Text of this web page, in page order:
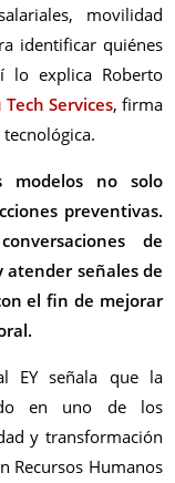
movilidad
identificar quiénes
lo explica Roberto
Services, firma
modelos no solo
preventivas.
de
atender señales de
el fin de mejorar
EY señala que la
en uno de los
y transformación
Recursos Humanos